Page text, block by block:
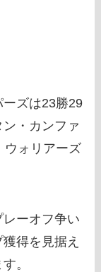
ズは23勝29
・カンファ
ウォリアーズ
ーオフ争い
得を見据え
。